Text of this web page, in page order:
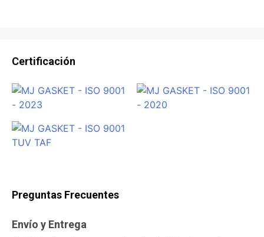
Certificación
Preguntas Frecuentes
Envío y Entrega